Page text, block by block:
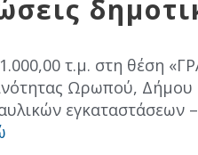
Επιτροπή
Ενότητες
τ.μ. στη θέση
Ωρωπού, Δήμου
εγκαταστάσεων